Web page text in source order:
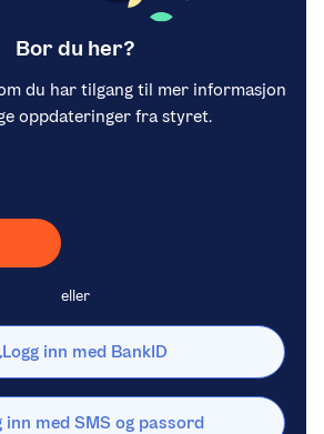
Bor du her?
du har tilgang til mer informasjon
oppdateringer fra styret.
…
eller
Logg inn med BankID
inn med SMS og passord